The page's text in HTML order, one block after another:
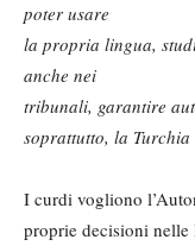
poter usare
la propria lingua,
anche nei
tribunali, garantire
soprattutto, la
I curdi vogliono
proprie decisioni